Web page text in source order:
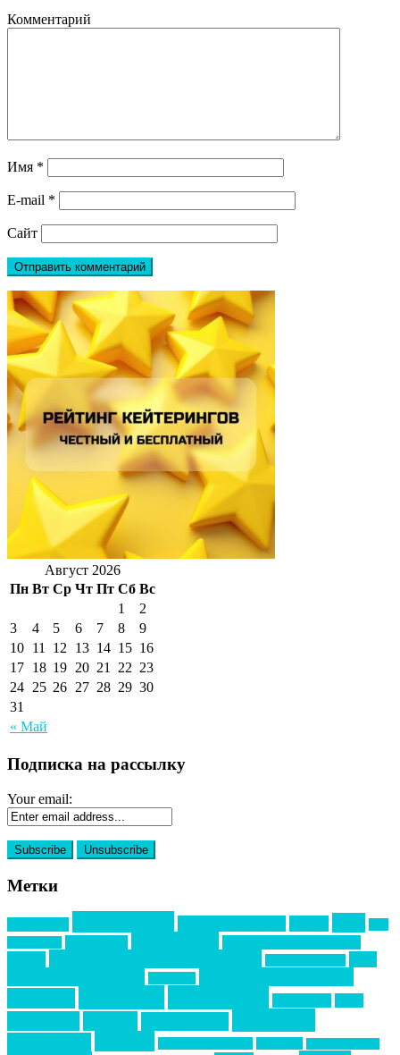
Комментарий
Имя *
E-mail *
Сайт
Август 2026
Пн Вт Ср Чт Пт Сб Вс
« Май
1
2
3
4 5 6 7 8
9
10 11 12 13 14 15 16
17 18 19 20 21 22 23
24 25 26 27 28 29 30
31
Подписка на рассылку
Your email:
Метки